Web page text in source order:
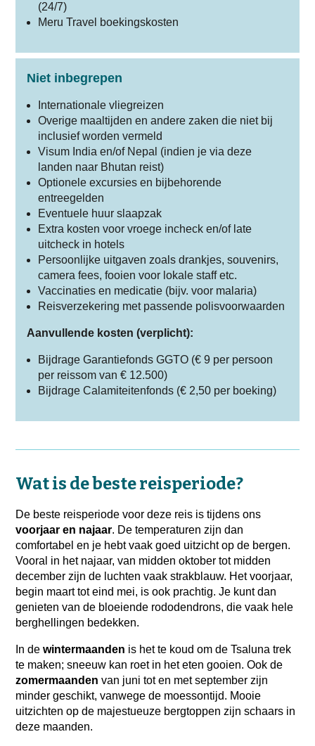
(24/7)
Meru Travel boekingskosten
Niet inbegrepen
Internationale vliegreizen
Overige maaltijden en andere zaken die niet bij
inclusief worden vermeld
Visum India en/of Nepal (indien je via deze
landen naar Bhutan reist)
Optionele excursies en bijbehorende
entreegelden
Eventuele huur slaapzak
Extra kosten voor vroege incheck en/of late
uitcheck in hotels
Persoonlijke uitgaven zoals drankjes, souvenirs,
camera fees, fooien voor lokale staff etc.
Vaccinaties en medicatie (bijv. voor malaria)
Reisverzekering met passende polisvoorwaarden
Aanvullende kosten (verplicht):
Bijdrage Garantiefonds GGTO (€ 9 per persoon
per reissom van € 12.500)
Bijdrage Calamiteitenfonds (€ 2,50 per boeking)
Wat is de beste reisperiode?
De beste reisperiode voor deze reis is tijdens ons
voorjaar en najaar. De temperaturen zijn dan
comfortabel en je hebt vaak goed uitzicht op de bergen.
Vooral in het najaar, van midden oktober tot midden
december zijn de luchten vaak strakblauw. Het voorjaar,
begin maart tot eind mei, is ook prachtig. Je kunt dan
genieten van de bloeiende rododendrons, die vaak hele
berghellingen bedekken.
In dewintermaanden is het te koud om de Tsaluna trek
te maken; sneeuw kan roet in het eten gooien. Ook de
zomermaanden van juni tot en met september zijn
minder geschikt, vanwege de moessontijd. Mooie
uitzichten op de majestueuze bergtoppen zijn schaars in
deze maanden.